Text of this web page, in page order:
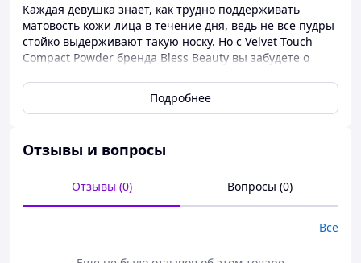
Каждая девушка знает, как трудно поддерживать
матовость кожи лица в течение дня, ведь не все пудры
стойко выдерживают такую носку. Но с Velvet Touch
Compact Powder бренда Bless Beauty вы забудете о
обеспечивает стойкий сатиновый финиш, придавая
коже нежность, бархатистость и свежесть!
Beauty:
- придает коже матовый финиш;
- подходит для корректировки макияжа в течение дня;
Подробнее
Отзывы и вопросы
Отзывы (0) Вопросы (0)
Все